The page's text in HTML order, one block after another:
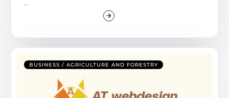
BUSINESS / AGRICULTURE AND FORESTRY